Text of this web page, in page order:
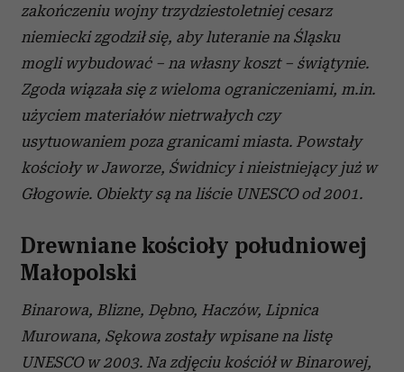
zakończeniu wojny trzydziestoletniej cesarz
niemiecki zgodził się, aby luteranie na Śląsku
mogli wybudować – na własny koszt – świątynie.
Zgoda wiązała się z wieloma ograniczeniami, m.in.
użyciem materiałów nietrwałych czy
usytuowaniem poza granicami miasta. Powstały
kościoły w Jaworze, Świdnicy i nieistniejący już w
Głogowie. Obiekty są na liście UNESCO od 2001.
Drewniane kościoły południowej
Małopolski
Binarowa, Blizne, Dębno, Haczów, Lipnica
Murowana, Sękowa zostały wpisane na listę
UNESCO w 2003. Na zdjęciu kościół w Binarowej,